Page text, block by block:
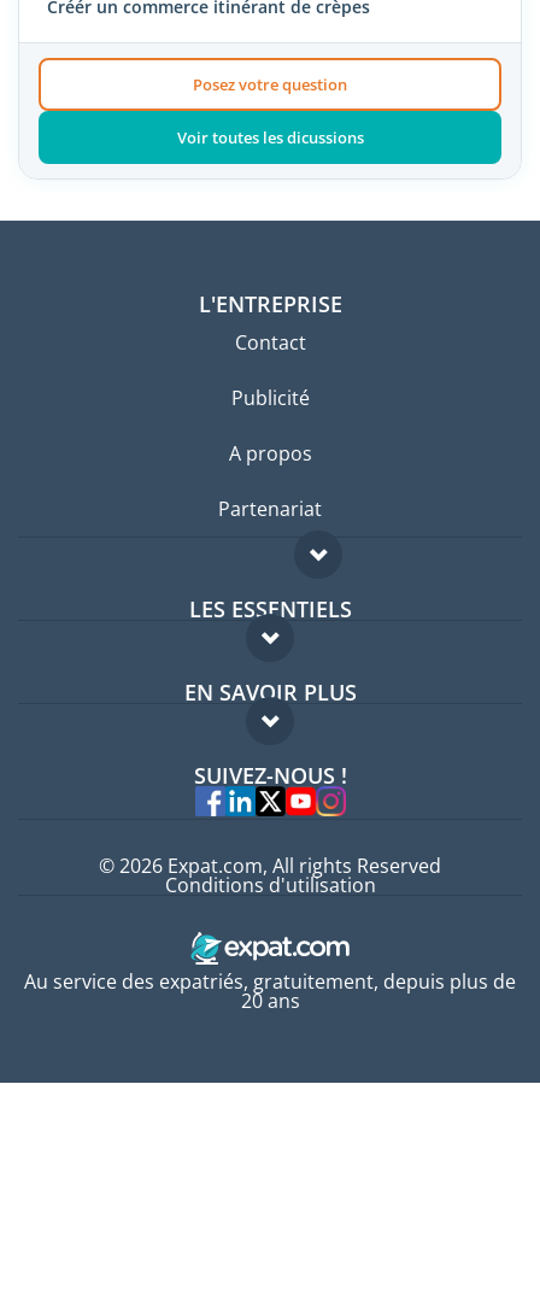
Créér un commerce itinérant de crèpes
Posez votre question
Voir toutes les dicussions
L'ENTREPRISE
Contact
Publicité
A propos
Partenariat
LES ESSENTIELS
Forum expatriés
Guides pays
EN SAVOIR PLUS
FAQ
Experts
SUIVEZ-NOUS !
Au service des expatriés, gratuitement, depuis plus de
20 ans
© 2026 Expat.com, All rights Reserved
Conditions d'utilisation